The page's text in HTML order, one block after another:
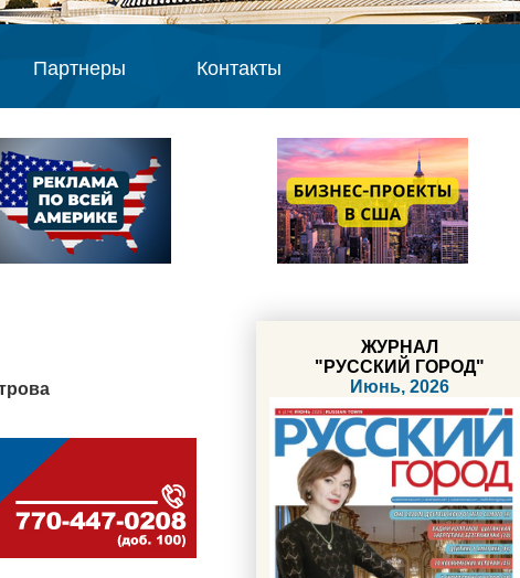
Партнеры Контакты
ЖУРНАЛ
"РУССКИЙ ГОРОД"
Июнь, 2026